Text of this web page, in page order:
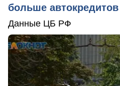
больше
Данные ЦБ РФ